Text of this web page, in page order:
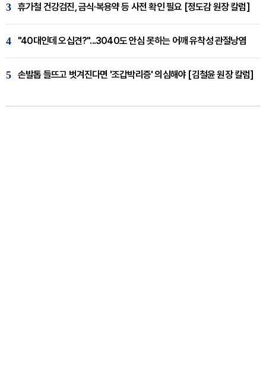
3 휴가철 건강검진, 금식·복용약 등 사전 확인 필요 [정도감 원장 칼럼]
4 "40대인데 오십견?"...3040도 안심 못하는 어깨 유착성 관절낭염
5 손발톱 들뜨고 벗겨진다면 '조갑박리증' 의심해야 [김철윤 원장 칼럼]